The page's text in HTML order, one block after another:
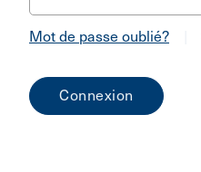
Mot de passe oublié?